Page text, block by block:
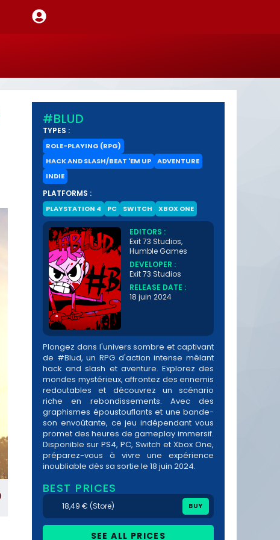
#BLUD
TYPES :
ROLE-PLAYING (RPG)
HACK AND SLASH/BEAT 'EM UP
ADVENTURE
INDIE
PLATFORMS :
PLAYSTATION 4 PC SWITCH XBOX ONE
EDITORS :
Exit 73 Studios,
Humble Games
DEVELOPER :
Exit 73 Studios
RELEASE DATE :
18 juin 2024
Plongez dans l'univers sombre et captivant
de #Blud, un RPG d'action intense mêlant
hack and slash et aventure. Explorez des
mondes mystérieux, affrontez des ennemis
redoutables et découvrez un scénario
riche en rebondissements. Avec des
graphismes époustouflants et une bande-
son envoûtante, ce jeu indépendant vous
promet des heures de gameplay immersif.
Disponible sur PS4, PC, Switch et Xbox One,
préparez-vous à vivre une expérience
inoubliable dès sa sortie le 18 juin 2024.
BEST PRICES
18,49 € (Store) BUY
SEE ALL PRICES